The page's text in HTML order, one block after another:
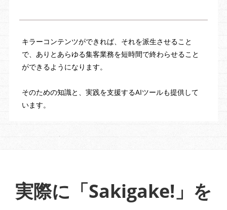
キラーコンテンツができれば、それを派生させること
で、ありとあらゆる集客業務を短時間で終わらせること
ができるようになります。
そのための知識と、実践を支援するAIツールも提供して
います。
実際に「Sakigake!」を